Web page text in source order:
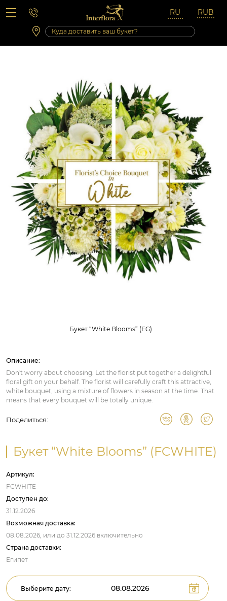
Вопросы-ответы
Сб 10:00 ‐ 14:00
Выходные и праздничные дни
Букет “White Blooms” (EG)
Описание:
Don't worry about choosing. Let the florist put together a delightful
floral gift on your behalf. The florist will carefully craft this attractive,
white bouquet, using a mixture of flowers in season at the time. That
means that every bouquet will be totally unique.
Поделиться:
Букет “White Blooms” (FCWHITE)
Артикул:
FCWHITE
Доступен до:
31.12.2026
Возможная доставка:
08.08.2026, или до 31.12.2026 включительно
Страна доставки:
Египет
Выберите дату: